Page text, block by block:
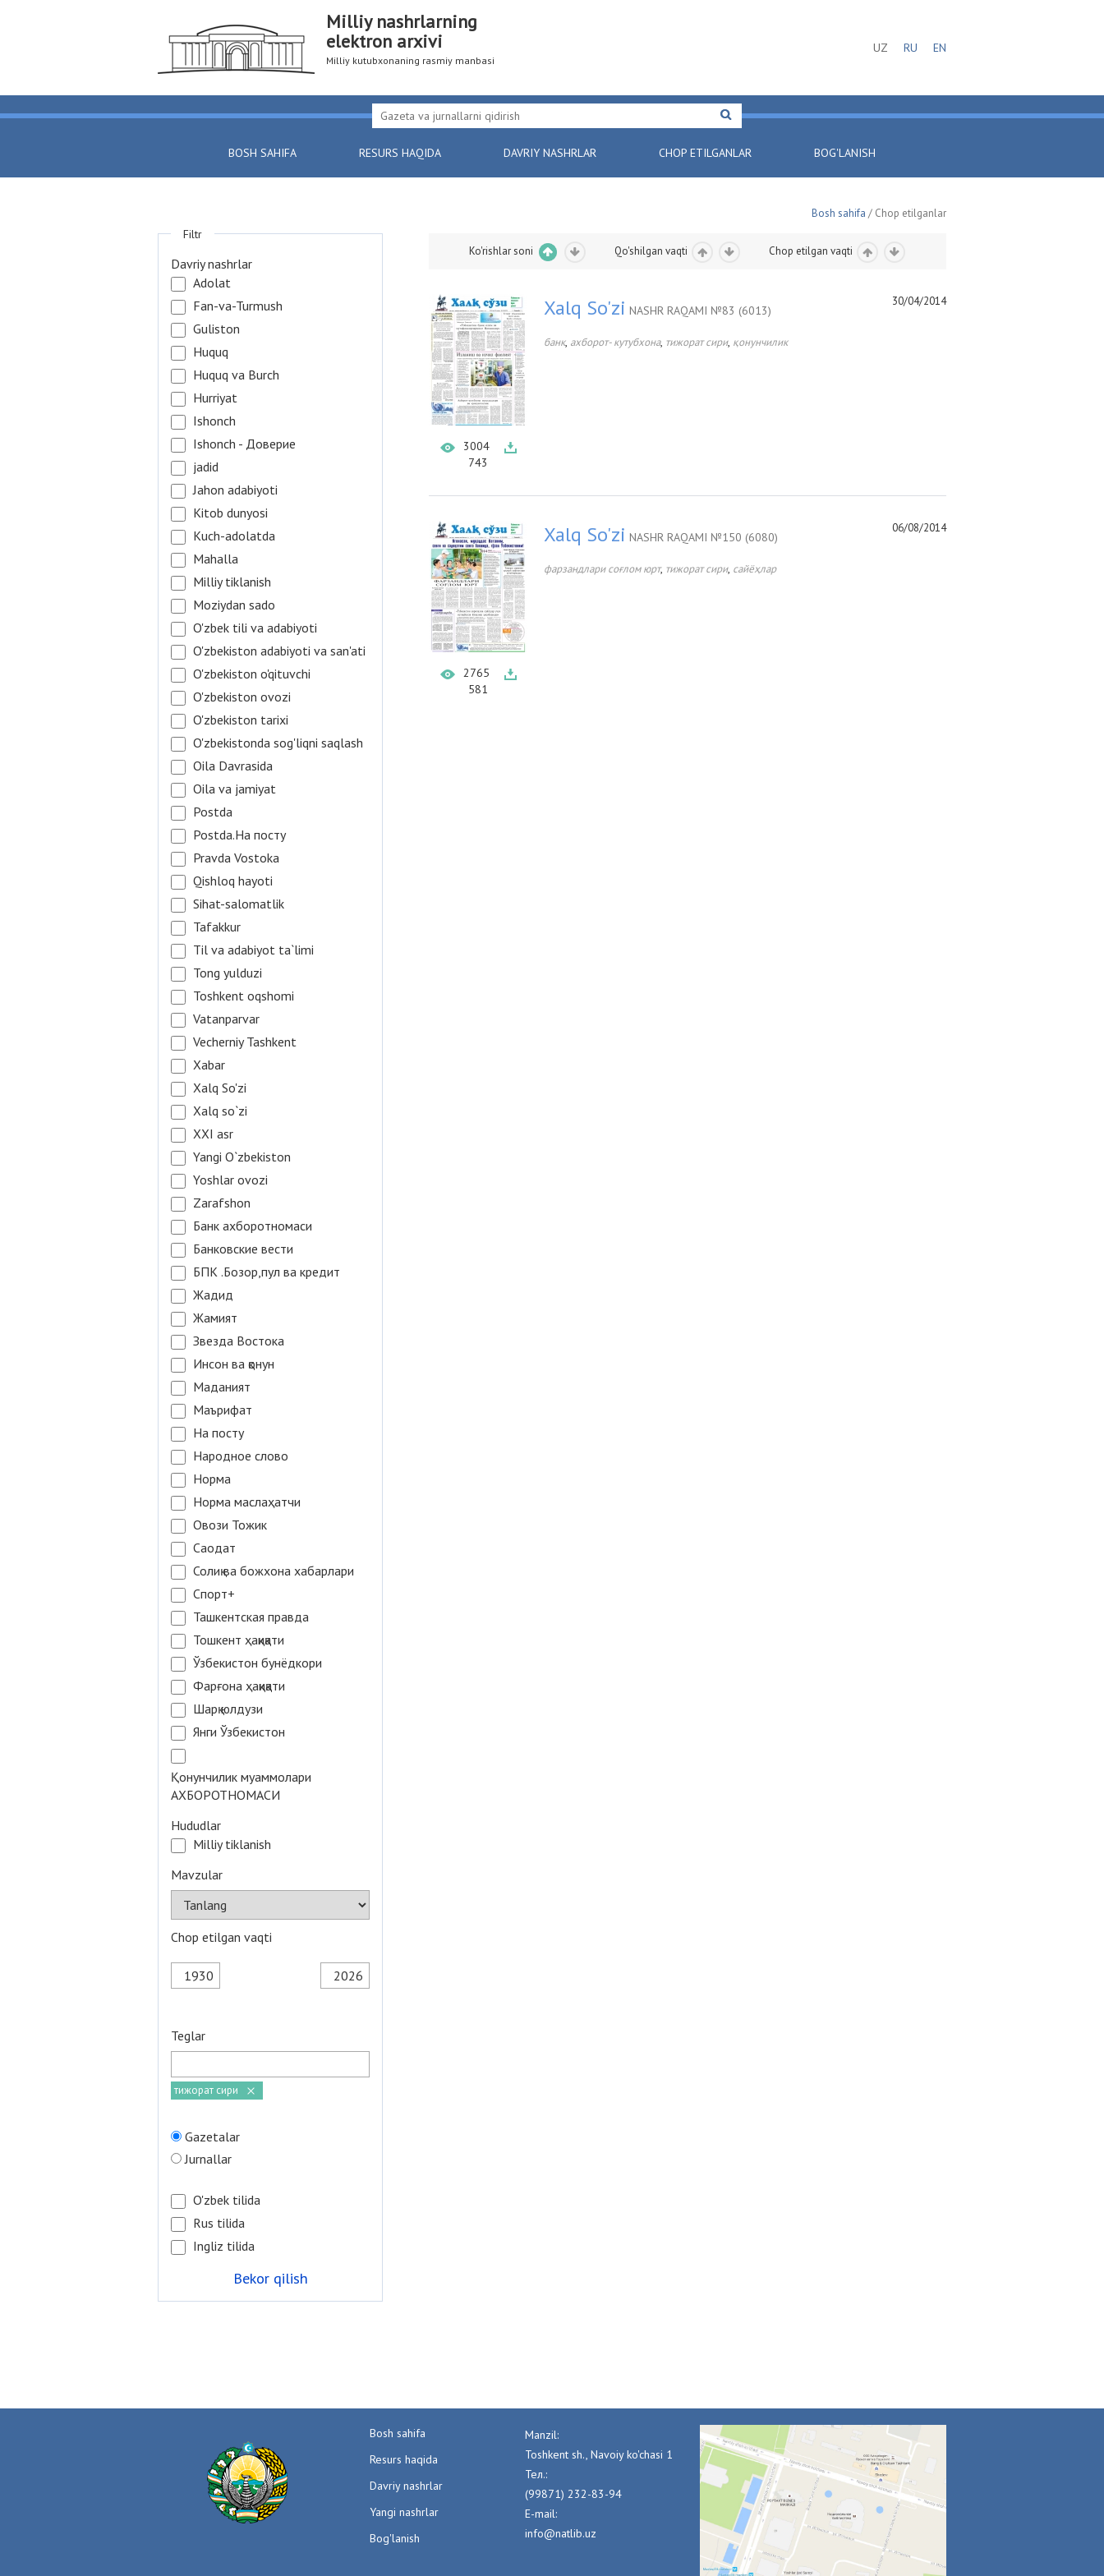
Milliy nashrlarning
elektron arxivi
Milliy kutubxonaning rasmiy manbasi
UZ RU EN
BOSH SAHIFA RESURS HAQIDA DAVRIY NASHRLAR CHOP ETILGANLAR BOG'LANISH
Bosh sahifa / Chop etilganlar
Ko'rishlar soni Qo'shilgan vaqti Chop etilgan vaqti
3004
743
30/04/2014
Xalq So'zi NASHR RAQAMI №83 (6013)
банк, ахборот- кутубхона, тижорат сири, қонунчилик
2765
581
06/08/2014
Xalq So'zi NASHR RAQAMI №150 (6080)
фарзандлари соғлом юрт, тижорат сири, сайёҳлар
Filtr
Davriy nashrlar
Adolat
Fan-va-Turmush
Guliston
Huquq
Huquq va Burch
Hurriyat
Ishonch
Ishonch - Доверие
jadid
Jahon adabiyoti
Kitob dunyosi
Kuch-adolatda
Mahalla
Milliy tiklanish
Moziydan sado
O'zbek tili va adabiyoti
O'zbekiston adabiyoti va san'ati
O'zbekiston o'qituvchi
O'zbekiston ovozi
O'zbekiston tarixi
O'zbekistonda sog'liqni saqlash
Oila Davrasida
Oila va jamiyat
Postda
Postda.На посту
Pravda Vostoka
Qishloq hayoti
Sihat-salomatlik
Tafakkur
Til va adabiyot ta`limi
Tong yulduzi
Toshkent oqshomi
Vatanparvar
Vecherniy Tashkent
Xabar
Xalq So'zi
Xalq so`zi
XXI asr
Yangi O`zbekiston
Yoshlar ovozi
Zarafshon
Банк ахборотномаси
Банковские вести
БПК .Бозор,пул ва кредит
Жадид
Жамият
Звезда Востока
Инсон ва қонун
Маданият
Маърифат
На посту
Народное слово
Норма
Норма маслаҳатчи
Овози Тожик
Саодат
Солиқ ва божхона хабарлари
Спорт+
Ташкентская правда
Тошкент ҳақиқати
Ўзбекистон бунёдкори
Фарғона ҳақиқати
Шарқ юлдузи
Янги Ўзбекистон
Қонунчилик муаммолари
АХБОРОТНОМАСИ
Hududlar
Milliy tiklanish
Mavzular
Chop etilgan vaqti
Teglar
тижорат сири
Gazetalar
Jurnallar
O'zbek tilida
Rus tilida
Ingliz tilida
Bekor qilish
Bosh sahifa
Resurs haqida
Davriy nashrlar
Yangi nashrlar
Bog'lanish
Manzil:
Toshkent sh., Navoiy ko'chasi 1
Тел.:
(99871) 232-83-94
E-mail:
info@natlib.uz